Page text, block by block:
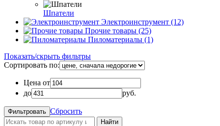
Шпатели
Электроинструмент (12)
Прочие товары (25)
Пиломатериалы (1)
Показать/скрыть фильтры
Сортировать по:
Цена от
до
руб.
Сбросить
Найти